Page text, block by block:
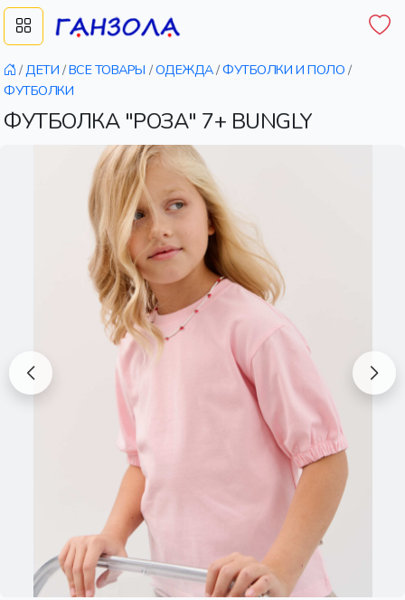
/ДЕТИ /ВСЕ ТОВАРЫ /ОДЕЖДА/ФУТБОЛКИ И ПОЛО /
ФУТБОЛКИ
ФУТБОЛКА "РОЗА" 7+ BUNGLY